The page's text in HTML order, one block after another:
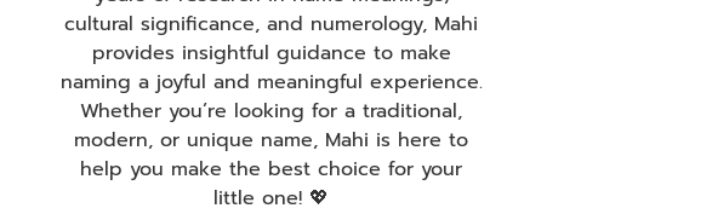
cultural significance, and numerology, Mahi
provides insightful guidance to make
naming a joyful and meaningful experience.
Whether you’re looking for a traditional,
modern, or unique name, Mahi is here to
help you make the best choice for your
little one! 💖